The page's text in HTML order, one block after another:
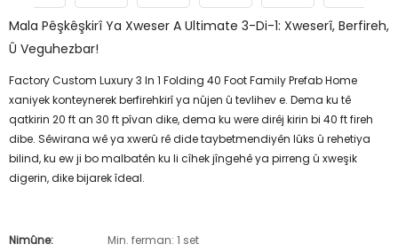
Mala Pêşkêşkirî Ya Xweser A Ultimate 3-Di-1: Xweserî, Berfireh,
Û Veguhezbar!
Factory Custom Luxury 3 In 1 Folding 40 Foot Family Prefab Home
xaniyek konteynerek berfirehkirî ya nûjen û tevlihev e. Dema ku tê
qatkirin 20 ft an 30 ft pîvan dike, dema ku were dirêj kirin bi 40 ft fireh
dibe. Sêwirana wê ya xwerû rê dide taybetmendiyên lûks û rehetiya
bilind, ku ew ji bo malbatên ku li cîhek jîngehê ya pirreng û xweşik
digerin, dike bijarek îdeal.
Nimûne:
Min. ferman: 1 set